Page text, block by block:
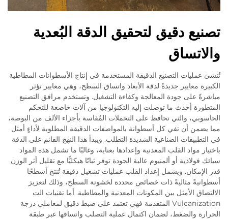
تصنيع دقيق لتحقيق الدقة البُعدية
والاتساق
تُنشئ عمليات التصنيع الدقيقة المستخدمة في إنتاج الأسطوانات المطاطية
الكبيرة معايير جديدةً لدقة الأبعاد واتساق السطح، وهي معايير تؤثر
مباشرةً على جودة المعالجة وكفاءة التشغيل. وتستخدم مرافق التصنيع
المتطورة أحدث ما توصلت إليه التكنولوجيا من آلات خاضعة للتحكم
الحاسوبي، والتي تحافظ على التحملات المُقاسة بأجزاء الألف من البوصة،
مما يضمن أن تفي كل أسطوانة بالمواصفات الدقيقة المطلوبة لأداءٍ أمثل
في التطبيقات الصناعية الشديدة التطلب. ويبدأ هذا النهج القائم على الدقة
باختيار مواد القلب المعدنية وإعدادها بعناية، وغالبًا ما تشمل هذه المواد
سبائك فولاذية أو ألمنيوم عالية الجودة توفر ثباتًا هيكليًّا مع تقليل أثر الوزن
قدر الإمكان. ويشمل إعداد القلب عمليات تشغيل دقيقة تُنتج أسطحًا
أسطوانيةً مثاليةً ذات خصائص محددة لخشونة السطح، وذلك لتعزيز
الالتصاق الأمثل بين المكونات المعدنية والمطاطية. أما تقنيات الت
Vulcanization المتقدمة فهي تعتمد على ضبط دقيق لمعاملي درجة
الحرارة والضغط، لضمان اكتمال عملية التصلب واتساقها عبر طبقة